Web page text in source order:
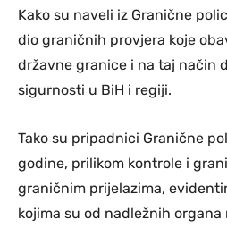
Kako su naveli iz Granične
dio graničnih provjera koje
državne granice i na taj način
sigurnosti u BiH i regiji.
Tako su pripadnici Granične
godine, prilikom kontrole i
graničnim prijelazima,
kojima su od nadležnih